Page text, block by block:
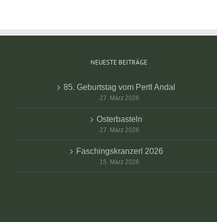
NEUESTE BEITRÄGE
85. Geburtstag vom Pertl Andal
27. März 2026
Osterbasteln
27. März 2026
Faschingskranzerl 2026
15. März 2026